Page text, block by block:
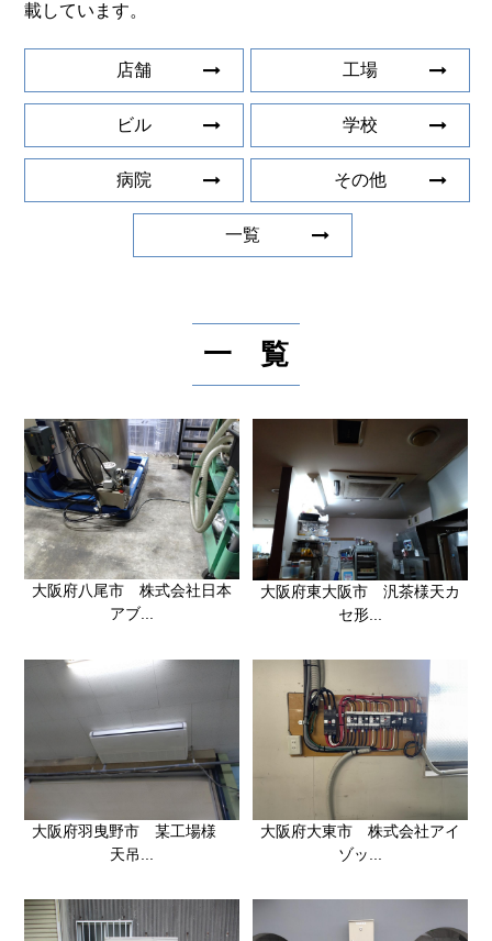
載しています。
店舗 工場
ビル 学校
病院 その他
一覧
一 覧
大阪府八尾市 株式会社日本
アブ...
大阪府東大阪市 汎茶様天カ
セ形...
大阪府羽曳野市 某工場様
天吊...
大阪府大東市 株式会社アイ
ゾッ...